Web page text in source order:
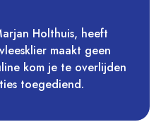
Holthuis, heeft
maakt geen
kom je te overlijden
toegediend.